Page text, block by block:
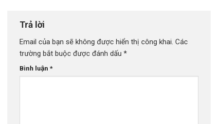
Trả lời
Email của bạn sẽ không được hiển thị công khai. Các
trường bắt buộc được đánh dấu *
Bình luận *